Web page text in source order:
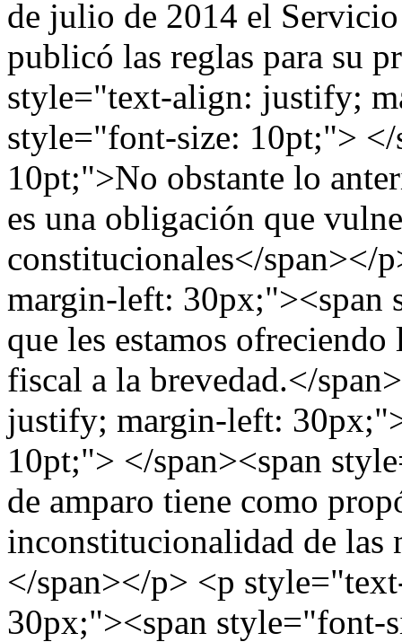
de julio de 2014 el
publicó las reglas para su
style="text-align: justify;
style="font-size: 10pt;">
10pt;">No obstante lo
es una obligación que
constitucionales</
margin-left:
que les estamos
fiscal a la brevedad.</
justify; margin-left:
10pt;"> </span><span
de amparo tiene como
inconstitucionalidad de las
</span></p> <p
30px;"><span style="font-